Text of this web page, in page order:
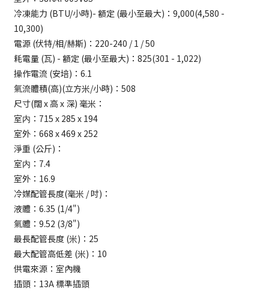
冷凍能力 (BTU/小時)- 額定 (最小至最大)：9,000(4,580 -
10,300)
電源 (伏特/相/赫斯)：220-240 / 1 / 50
耗電量 (瓦) - 額定 (最小至最大)：825(301 - 1,022)
操作電流 (安培)：6.1
氣流體積(高)(立方米/小時)：508
尺寸(闊 x 高 x 深) 毫米：
室内：715 x 285 x 194
室外：668 x 469 x 252
淨重 (公斤)：
室内：7.4
室外：16.9
冷媒配管長度(毫米 / 吋)：
液體：6.35 (1/4")
氣體：9.52 (3/8")
最長配管長度 (米)：25
最大配管高低差 (米)：10
供電來源：室內機
插頭：13A 標準插頭